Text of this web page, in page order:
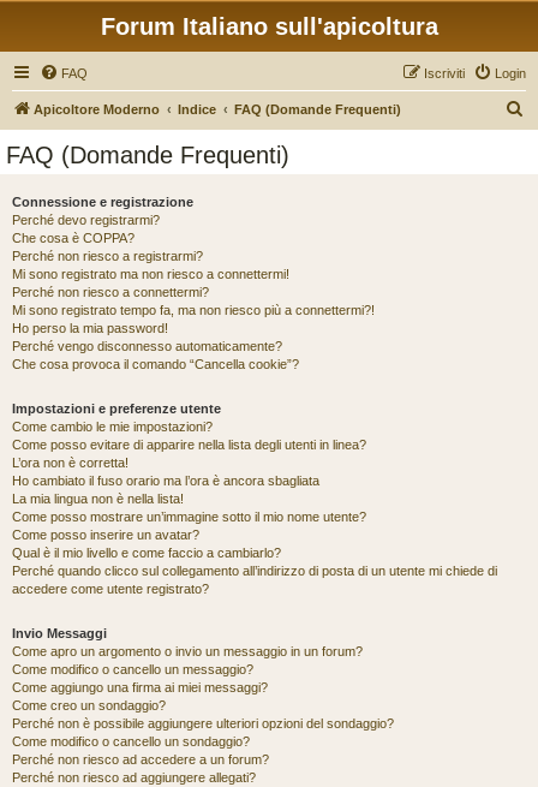
Forum Italiano sull'apicoltura
FAQ Login
Iscriviti
Apicoltore Moderno Indice FAQ (Domande Frequenti)
FAQ (Domande Frequenti)
Connessione e registrazione
Perché devo registrarmi?
Che cosa è COPPA?
Perché non riesco a registrarmi?
Mi sono registrato ma non riesco a connettermi!
Perché non riesco a connettermi?
Mi sono registrato tempo fa, ma non riesco più a connettermi?!
Ho perso la mia password!
Perché vengo disconnesso automaticamente?
Che cosa provoca il comando “Cancella cookie”?
Impostazioni e preferenze utente
Come cambio le mie impostazioni?
Come posso evitare di apparire nella lista degli utenti in linea?
L’ora non è corretta!
Ho cambiato il fuso orario ma l’ora è ancora sbagliata
La mia lingua non è nella lista!
Come posso mostrare un’immagine sotto il mio nome utente?
Come posso inserire un avatar?
Qual è il mio livello e come faccio a cambiarlo?
Perché quando clicco sul collegamento all’indirizzo di posta di un utente mi chiede di
accedere come utente registrato?
Invio Messaggi
Come apro un argomento o invio un messaggio in un forum?
Come modifico o cancello un messaggio?
Come aggiungo una firma ai miei messaggi?
Come creo un sondaggio?
Perché non è possibile aggiungere ulteriori opzioni del sondaggio?
Come modifico o cancello un sondaggio?
Perché non riesco ad accedere a un forum?
Perché non riesco ad aggiungere allegati?